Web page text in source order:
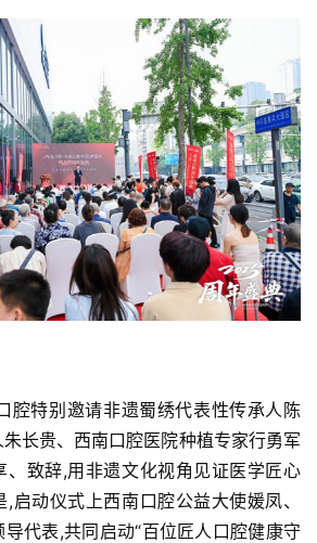
腔特别邀请非遗蜀绣代表性传承人陈
长贵、西南口腔医院种植专家行勇军
、致辞,用非遗文化视角见证医学匠心
启动仪式上西南口腔公益大使媛凤、
代表,共同启动“百位匠人口腔健康守